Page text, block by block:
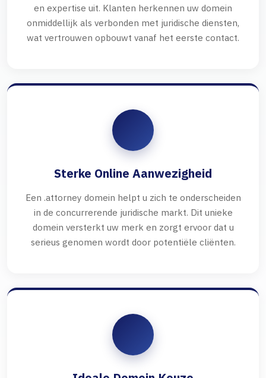
en expertise uit. Klanten herkennen uw domein
onmiddellijk als verbonden met juridische diensten,
wat vertrouwen opbouwt vanaf het eerste contact.
Sterke Online Aanwezigheid
Een .attorney domein helpt u zich te onderscheiden
in de concurrerende juridische markt. Dit unieke
domein versterkt uw merk en zorgt ervoor dat u
serieus genomen wordt door potentiële cliënten.